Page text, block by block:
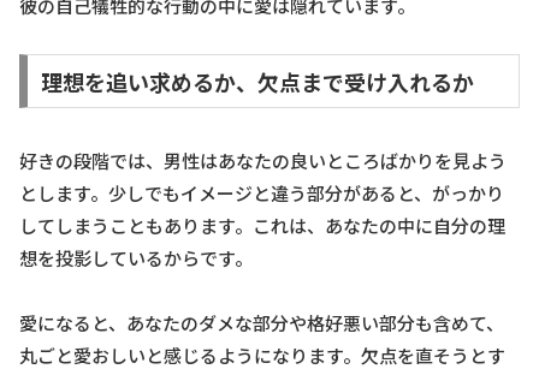
彼の自己犠牲的な行動の中に愛は隠れています。
理想を追い求めるか、欠点まで受け入れるか
好きの段階では、男性はあなたの良いところばかりを見よう
とします。少しでもイメージと違う部分があると、がっかり
してしまうこともあります。これは、あなたの中に自分の理
想を投影しているからです。
愛になると、あなたのダメな部分や格好悪い部分も含めて、
丸ごと愛おしいと感じるようになります。欠点を直そうとす